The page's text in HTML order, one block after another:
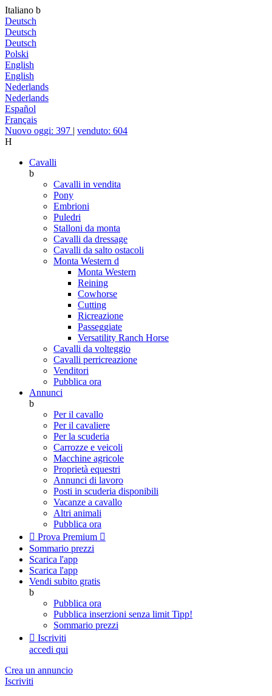
Italiano b
Deutsch
Deutsch
Deutsch
Polski
English
English
Nederlands
Nederlands
Español
Français
Nuovo oggi: 397 | venduto: 604
H
Cavalli
b
Cavalli in vendita
Pony
Embrioni
Puledri
Stalloni da monta
Cavalli da dressage
Cavalli da salto ostacoli
Monta Western d
Monta Western
Reining
Cowhorse
Cutting
Ricreazione
Passeggiate
Versatility Ranch Horse
Cavalli da volteggio
Cavalli perricreazione
Venditori
Pubblica ora
Annunci
b
Per il cavallo
Per il cavaliere
Per la scuderia
Carrozze e veicoli
Macchine agricole
Proprietà equestri
Annunci di lavoro
Posti in scuderia disponibili
Vacanze a cavallo
Altri animali
Pubblica ora
 Prova Premium 
Sommario prezzi
Scarica l'app
Scarica l'app
Vendi subito gratis
b
Pubblica ora
Pubblica inserzioni senza limit Tipp!
Sommario prezzi
 Iscriviti
accedi qui
Crea un annuncio
Iscriviti